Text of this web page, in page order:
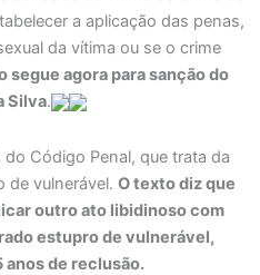
a aplicação das penas,
da vítima ou se o crime
segue agora para sanção do
Silva.
Código Penal, que trata da
de vulnerável. O texto diz que
outro ato libidinoso com
estupro de vulnerável,
anos de reclusão.